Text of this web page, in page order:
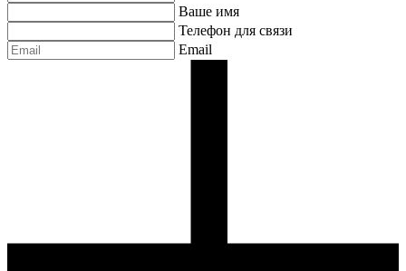
Ваше имя
Телефон для связи
Email